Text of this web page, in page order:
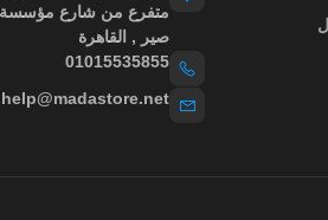
متفرع من شارع مؤسسة
صير , القاهرة
01015535855
help@madastore.net